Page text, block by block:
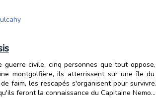
guerre civile, cinq personnes que tout
montgolfière, ils atterrissent sur une île
faim, les rescapés s'organisent pour
feront la connaissance du Capitaine Nemo...